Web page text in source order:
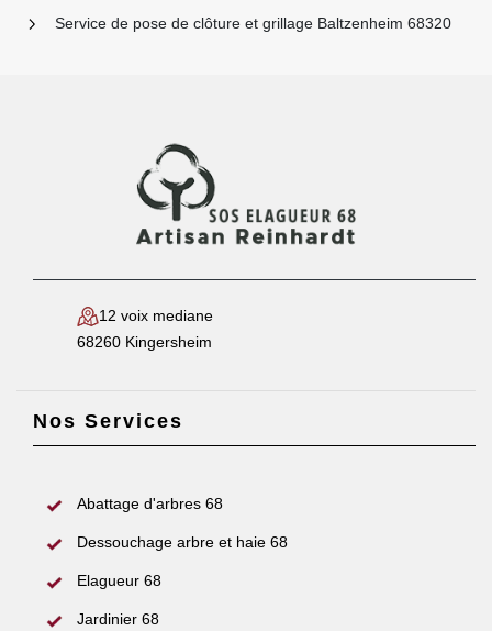
Service de pose de clôture et grillage Baltzenheim 68320
12 voix mediane
68260 Kingersheim
Nos Services
Abattage d'arbres 68
Dessouchage arbre et haie 68
Elagueur 68
Jardinier 68